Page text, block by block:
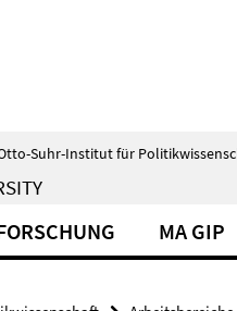
Suhr-Institut für
MA GIP